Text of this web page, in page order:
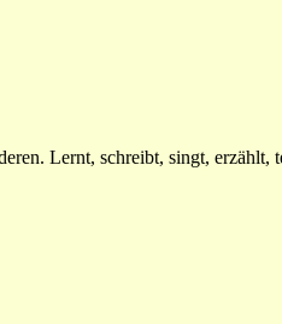
Lernt, schreibt, singt, erzählt,